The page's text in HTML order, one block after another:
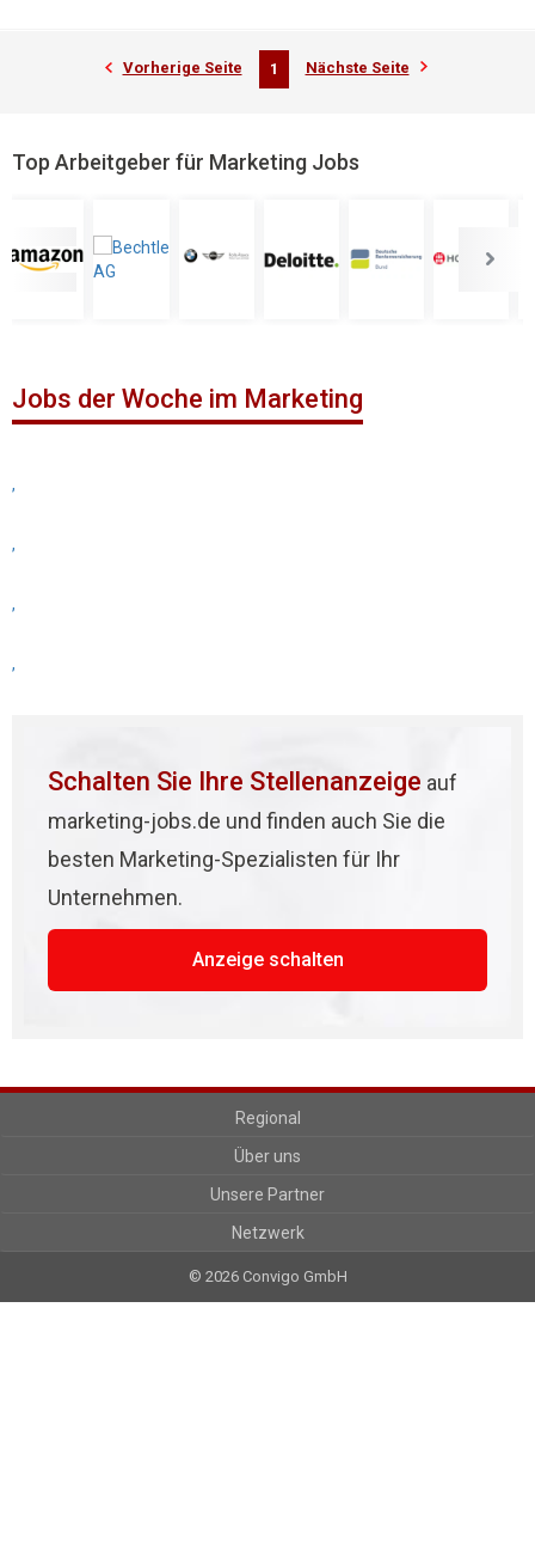
Vorherige Seite 1 Nächste Seite
Top Arbeitgeber für Marketing Jobs
Jobs der Woche im Marketing
,
,
,
,
Schalten Sie Ihre Stellenanzeige auf
marketing-jobs.de und finden auch Sie die
besten Marketing-Spezialisten für Ihr
Unternehmen.
Anzeige schalten
Regional
Über uns
Unsere Partner
Netzwerk
© 2026 Convigo GmbH